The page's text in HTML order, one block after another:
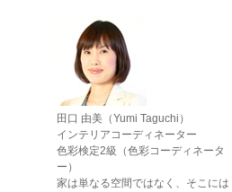
田口 由美（Yumi Taguchi）
インテリアコーディネーター
色彩検定2級（色彩コーディネータ
ー）
家は単なる空間ではなく、そこには